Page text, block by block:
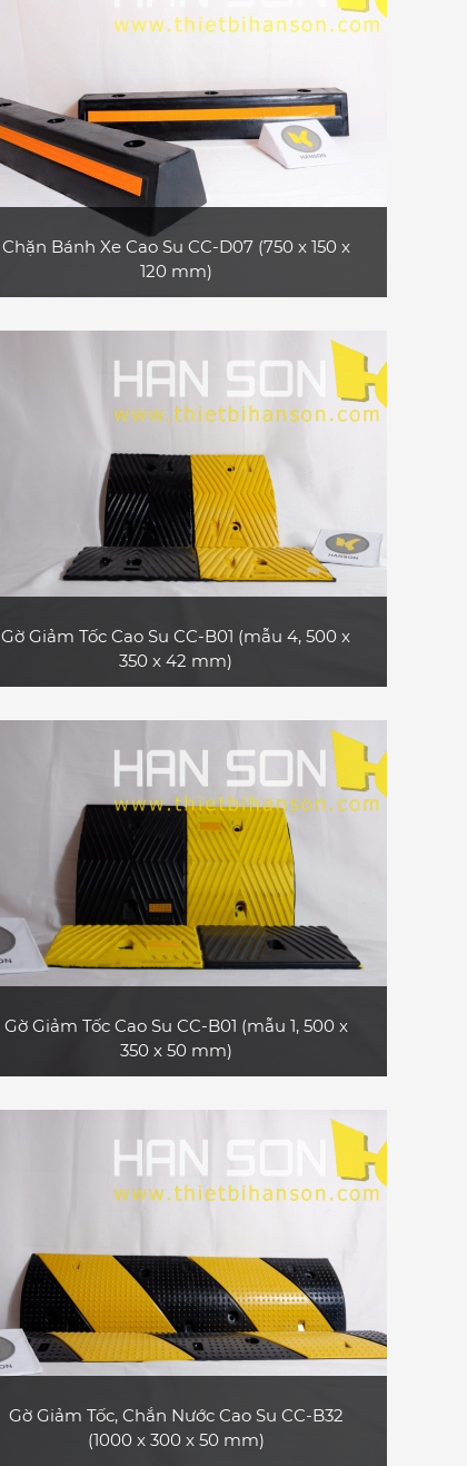
Chặn Bánh Xe Cao Su CC-D07 (750 x 150 x
120 mm)
thường sử dụng ở các bãi đậu xe, gara,... phù
hợp với xe ô tô con, xe tải nhỏ
XEM CHI TIẾT
Gờ Giảm Tốc Cao Su CC-B01 (mẫu 4, 500 x
350 x 42 mm)
4, loại dài 0.5 m) bền và đẹp, không có phản
quang, phù hợp dùng cho xe máy, xe ô tô
con, xe tải nhỏ
XEM CHI TIẾT
Gờ Giảm Tốc Cao Su CC-B01 (mẫu 1, 500 x
350 x 50 mm)
loại dài 0.5 m) bền và đẹp, bề mặt có các dải
phản quang, phù hợp dùng cho xe o tô con,
xe tải nhỏ, xe tải lớn, xe container
XEM CHI TIẾT
Gờ Giảm Tốc, Chắn Nước Cao Su CC-B32
(1000 x 300 x 50 mm)